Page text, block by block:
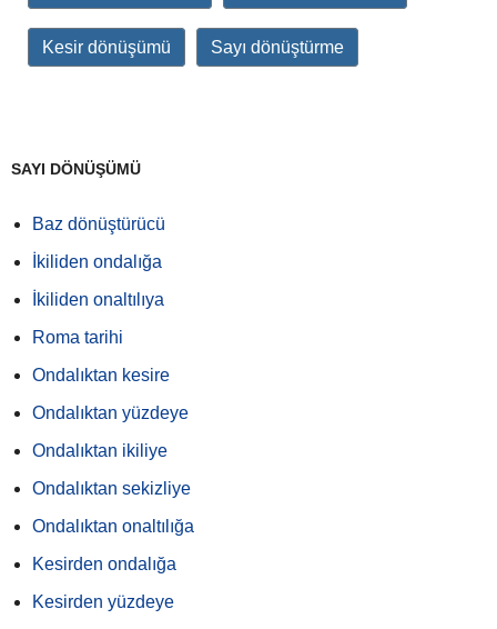
Kesir dönüşümü Sayı dönüştürme
SAYI DÖNÜŞÜMÜ
Baz dönüştürücü
İkiliden ondalığa
İkiliden onaltılıya
Roma tarihi
Ondalıktan kesire
Ondalıktan yüzdeye
Ondalıktan ikiliye
Ondalıktan sekizliye
Ondalıktan onaltılığa
Kesirden ondalığa
Kesirden yüzdeye